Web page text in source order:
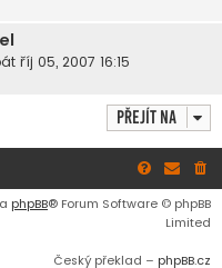
říj 05, 2007 16:15
Přejít na
phpBB® Forum Software © phpBB
Limited
Český překlad – phpBB.cz